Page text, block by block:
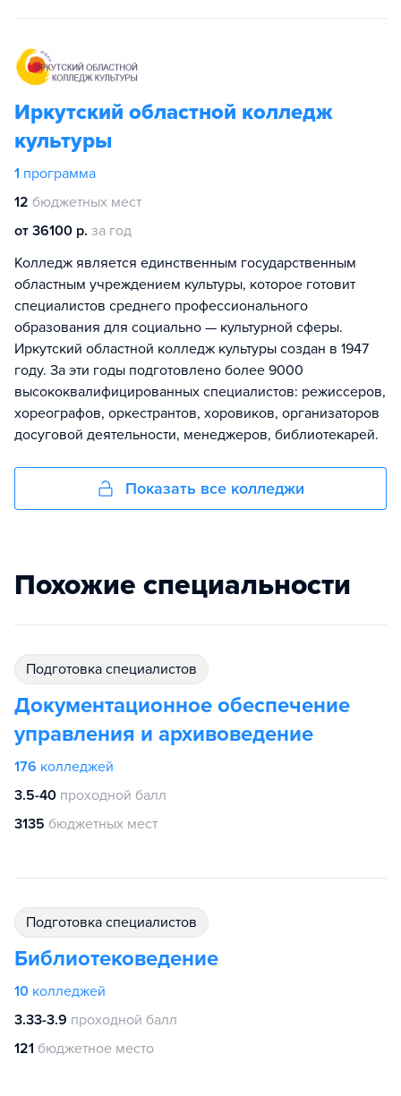
Иркутский областной колледж
культуры
1 программа
12 бюджетных мест
от 36100 р. за год
Колледж является единственным государственным
областным учреждением культуры, которое готовит
специалистов среднего профессионального
образования для социально — культурной сферы.
Иркутский областной колледж культуры создан в 1947
году. За эти годы подготовлено более 9000
высококвалифицированных специалистов: режиссеров,
хореографов, оркестрантов, хоровиков, организаторов
досуговой деятельности, менеджеров, библиотекарей.
Показать все колледжи
Похожие специальности
подготовка специалистов
Документационное обеспечение
управления и архивоведение
176 колледжей
3.5-40 проходной балл
3135 бюджетных мест
подготовка специалистов
Библиотековедение
10 колледжей
3.33-3.9 проходной балл
121 бюджетное место